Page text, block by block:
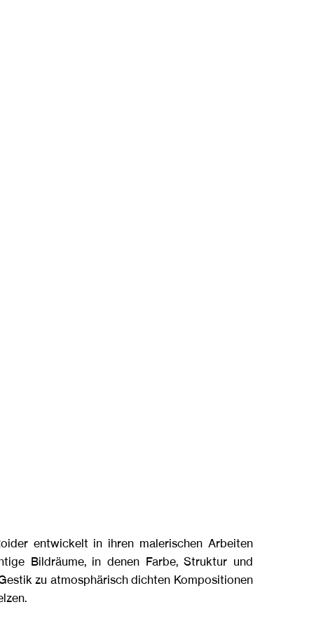
entwickelt in ihren malerischen Arbeiten
Bildräume, in denen Farbe, Struktur und
zu atmosphärisch dichten Kompositionen